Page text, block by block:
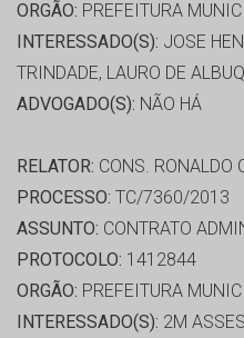
ORGÃO: PREFEITURA
INTERESSADO(S): JOSE
TRINDADE, LAURO DE
ADVOGADO(S): NÃO HÁ
RELATOR: CONS. RONALDO
PROCESSO: TC/7360/2013
ASSUNTO: CONTRATO
PROTOCOLO: 1412844
ORGÃO: PREFEITURA
INTERESSADO(S): 2M